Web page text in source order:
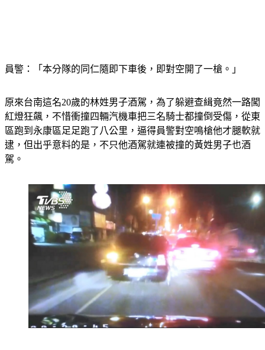
員警：「本分隊的同仁隨即下車後，即對空開了一槍。」
原來台南這名20歲的林姓男子酒駕，為了躲避查緝竟然一路闖
紅燈狂飆，不惜衝撞四輛汽機車把三名騎士都撞倒受傷，從東
區跑到永康區足足跑了八公里，逼得員警對空鳴槍他才腿軟就
逮，但出乎意料的是，不只他酒駕就連被撞的黃姓男子也酒
駕。